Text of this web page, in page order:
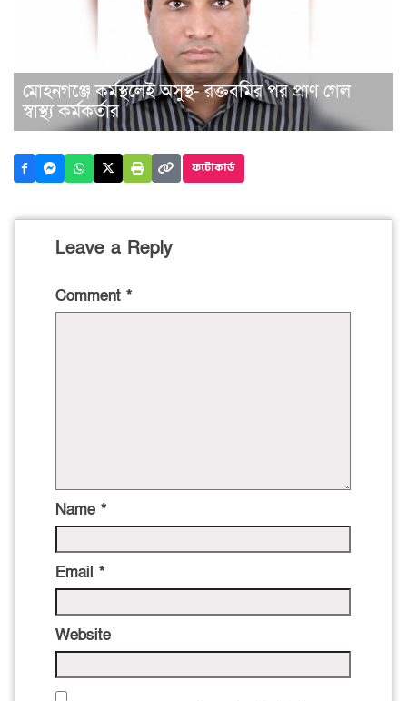
মোহনগঞ্জে কর্মস্থলেই অসুস্থ- রক্তবমির পর প্রাণ গেল
স্বাস্থ্য কর্মকর্তার
ফটোকার্ড
Leave a Reply
Comment *
Name *
Email *
Website